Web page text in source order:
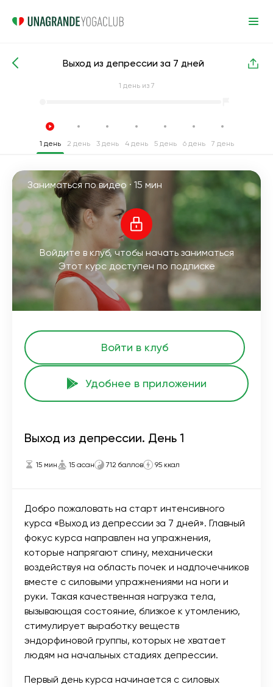
Интенсивные курсы йоги Депрессия
Выход из депрессии за 7 дней
1 день из 7
1 день 2 день 3 день 4 день 5 день 6 день 7 день
Заниматься по видео · 15 мин
Войдите в клуб, чтобы начать заниматься
Этот курс доступен по подписке
Войти в клуб
Удобнее в приложении
Выход из депрессии. День 1
15 мин 15 асан 712 баллов 95 ккал
Добро пожаловать на старт интенсивного
курса «Выход из депрессии за 7 дней». Главный
фокус курса направлен на упражнения,
которые напрягают спину, механически
воздействуя на область почек и надпочечников
вместе с силовыми упражнениями на ноги и
руки. Такая качественная нагрузка тела,
вызывающая состояние, близкое к утомлению,
стимулирует выработку веществ
эндорфиновой группы, которых не хватает
людям на начальных стадиях депрессии.
Первый день курса начинается с силовых